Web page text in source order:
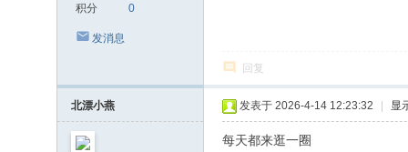
积分 0
发消息
回复
北漂小燕 发表于 2026-4-14 12:23:32 显
每天都来逛一圈